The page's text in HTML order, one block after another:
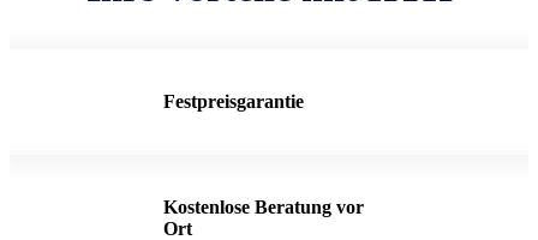
Festpreisgarantie
Kostenlose Beratung vor
Ort